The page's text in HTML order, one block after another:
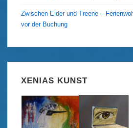
Zwischen Eider und Treene –
vor der Buchung
XENIAS KUNST